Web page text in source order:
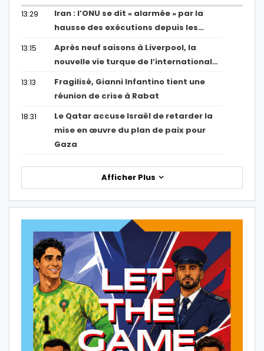
13:29
Iran : l’ONU se dit « alarmée » par la
hausse des exécutions depuis les…
13:15
Après neuf saisons à Liverpool, la
nouvelle vie turque de l’international…
13:13
Fragilisé, Gianni Infantino tient une
réunion de crise à Rabat
18:31
Le Qatar accuse Israël de retarder la
mise en œuvre du plan de paix pour
Gaza
Afficher Plus